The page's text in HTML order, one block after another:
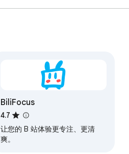
BiliFocus
4.7
让您的 B 站体验更专注、更清
爽。